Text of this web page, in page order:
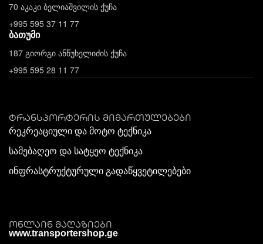
70 აკაკი ბელიაშვილის ქუჩა
+995 595 37 11 77
ბათუმი
187 გიორგი ანწუხელიძის ქუჩა
+995 595 28 11 77
ტრანსპორტერის მიმართულებები
რეკრეაციული და მოტო ტექნიკა
სამებაღეო და სატყეო ტექნიკა
ინფრასტრუქტურული გადაწყვეტილებები
ონლაინ მაღაზიები
www.transportershop.ge